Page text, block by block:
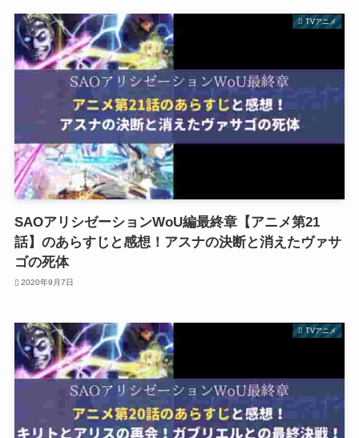
TVアニメ
SAOアリシゼーションWoU編最終章【アニメ第21
話】のあらすじと感想！アスナの決断と消えたヴァサ
ゴの死体
2020年9月7日
TVアニメ